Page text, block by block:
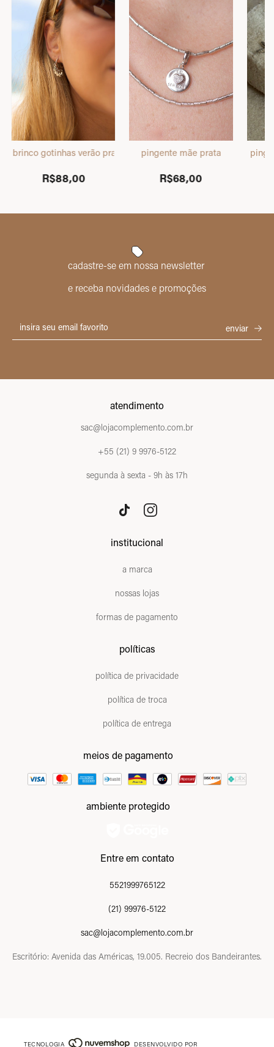
brinco gotinhas verão prata
R$88,00
pingente mãe prata
R$68,00
cadastre-se em nossa newsletter
e receba novidades e promoções
atendimento
sac@lojacomplemento.com.br
+55 (21) 9 9976-5122
segunda à sexta - 9h às 17h
institucional
a marca
nossas lojas
formas de pagamento
políticas
política de privacidade
política de troca
política de entrega
meios de pagamento
ambiente protegido
Entre em contato
5521999765122
(21) 99976-5122
sac@lojacomplemento.com.br
Escritório: Avenida das Américas, 19.005. Recreio dos Bandeirantes.
TECNOLOGIA DESENVOLVIDO POR